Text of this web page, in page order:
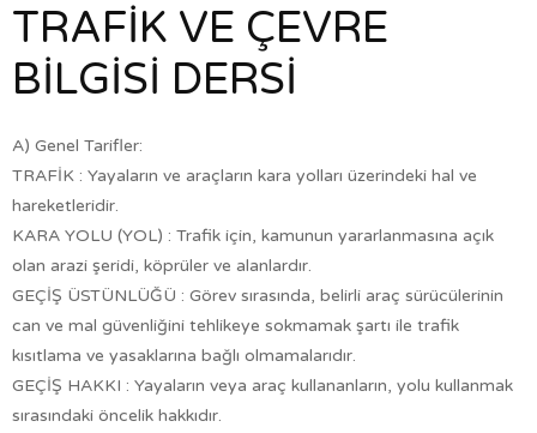
TRAFIK VE ÇEVRE
BILGISI DERSI
A) Genel Tarifler:
TRAFİK : Yayaların ve araçların kara yolları üzerindeki hal ve
hareketleridir.
KARA YOLU (YOL) : Trafik için, kamunun yararlanmasına açık
olan arazi şeridi, köprüler ve alanlardır.
GEÇİŞ ÜSTÜNLÜĞÜ : Görev sırasında, belirli araç sürücülerinin
can ve mal güvenliğini tehlikeye sokmamak şartı ile trafik
kısıtlama ve yasaklarına bağlı olmamalarıdır.
GEÇİŞ HAKKI : Yayaların veya araç kullananların, yolu kullanmak
sırasındaki öncelik hakkıdır.